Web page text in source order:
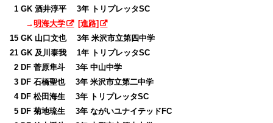
01 GK 酒井淳平 3年 トリプレッタSC
→明海大学
[進路]
15 GK 山口文也 3年 米沢市立第四中学
21 GK 及川泰我 1年 トリプレッタSC
02 DF 菅原隼斗 3年 中山中学
03 DF 石橋聖也 3年 米沢市立第二中学
04 DF 松田海生 3年 トリプレッタSC
05 DF 菊地琉生 3年 ながいユナイテッドFC